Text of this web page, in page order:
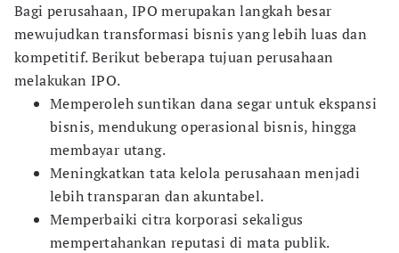
Bagi perusahaan, IPO merupakan langkah besar
mewujudkan transformasi bisnis yang lebih luas dan
kompetitif. Berikut beberapa tujuan perusahaan
melakukan IPO.
Memperoleh suntikan dana segar untuk ekspansi
bisnis, mendukung operasional bisnis, hingga
membayar utang.
Meningkatkan tata kelola perusahaan menjadi
lebih transparan dan akuntabel.
Memperbaiki citra korporasi sekaligus
mempertahankan reputasi di mata publik.